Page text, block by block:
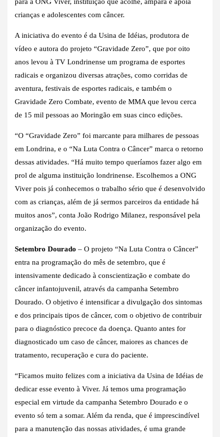
crianças e adolescentes com câncer.
A iniciativa do evento é da Usina de Idéias, produtora de
vídeo e autora do projeto “Gravidade Zero”, que por oito
anos levou à TV Londrinense um programa de esportes
radicais e organizou diversas atrações, como corridas de
aventura, festivais de esportes radicais, e também o
Gravidade Zero Combate, evento de MMA que levou cerca
de 15 mil pessoas ao Moringão em suas cinco edições.
“O “Gravidade Zero” foi marcante para milhares de pessoas
em Londrina, e o “Na Luta Contra o Câncer” marca o retorno
dessas atividades. “Há muito tempo queríamos fazer algo em
prol de alguma instituição londrinense. Escolhemos a ONG
Viver pois já conhecemos o trabalho sério que é desenvolvido
com as crianças, além de já sermos parceiros da entidade há
muitos anos”, conta João Rodrigo Milanez, responsável pela
organização do evento.
Setembro Dourado – O projeto “Na Luta Contra o Câncer”
entra na programação do mês de setembro, que é
intensivamente dedicado à conscientização e combate do
câncer infantojuvenil, através da campanha Setembro
Dourado. O objetivo é intensificar a divulgação dos sintomas
e dos principais tipos de câncer, com o objetivo de contribuir
para o diagnóstico precoce da doença. Quanto antes for
diagnosticado um caso de câncer, maiores as chances de
tratamento, recuperação e cura do paciente.
“Ficamos muito felizes com a iniciativa da Usina de Idéias de
dedicar esse evento à Viver. Já temos uma programação
especial em virtude da campanha Setembro Dourado e o
evento só tem a somar. Além da renda, que é imprescindível
para a manutenção das nossas atividades, é uma grande